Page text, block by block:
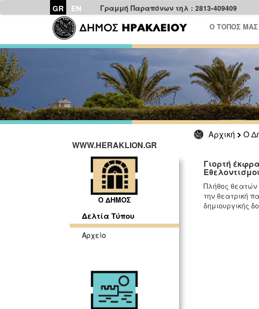
GR EN Γραμμή Παραπόνων τηλ : 2813-409409
Ο ΤΟΠΟΣ ΜΑΣ
Αρχική Ο
WWW.HERAKLION.GR
Ο ΔΗΜΟΣ
Δελτία Τύπου
Αρχείο
Γιορτή
Πλήθος θεατών
την θεατρική
δημιουργικής